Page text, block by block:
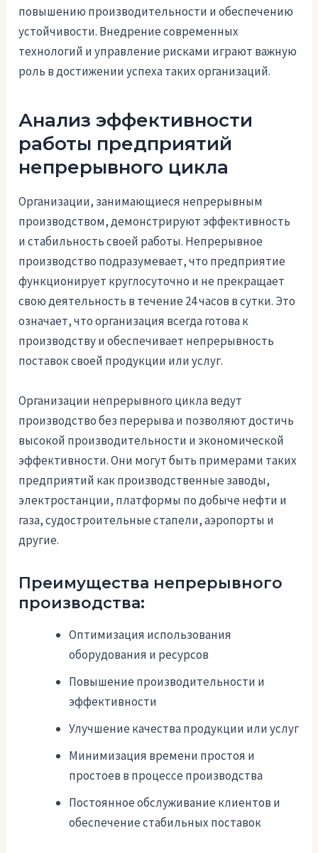
повышению производительности и обеспечению
устойчивости. Внедрение современных
технологий и управление рисками играют важную
роль в достижении успеха таких организаций.
Анализ эффективности
работы предприятий
непрерывного цикла
Организации, занимающиеся непрерывным
производством, демонстрируют эффективность
и стабильность своей работы. Непрерывное
производство подразумевает, что предприятие
функционирует круглосуточно и не прекращает
свою деятельность в течение 24 часов в сутки. Это
означает, что организация всегда готова к
производству и обеспечивает непрерывность
поставок своей продукции или услуг.
Организации непрерывного цикла ведут
производство без перерыва и позволяют достичь
высокой производительности и экономической
эффективности. Они могут быть примерами таких
предприятий как производственные заводы,
электростанции, платформы по добыче нефти и
газа, судостроительные стапели, аэропорты и
другие.
Преимущества непрерывного
производства:
Оптимизация использования
оборудования и ресурсов
Повышение производительности и
эффективности
Улучшение качества продукции или услуг
Минимизация времени простоя и
простоев в процессе производства
Постоянное обслуживание клиентов и
обеспечение стабильных поставок